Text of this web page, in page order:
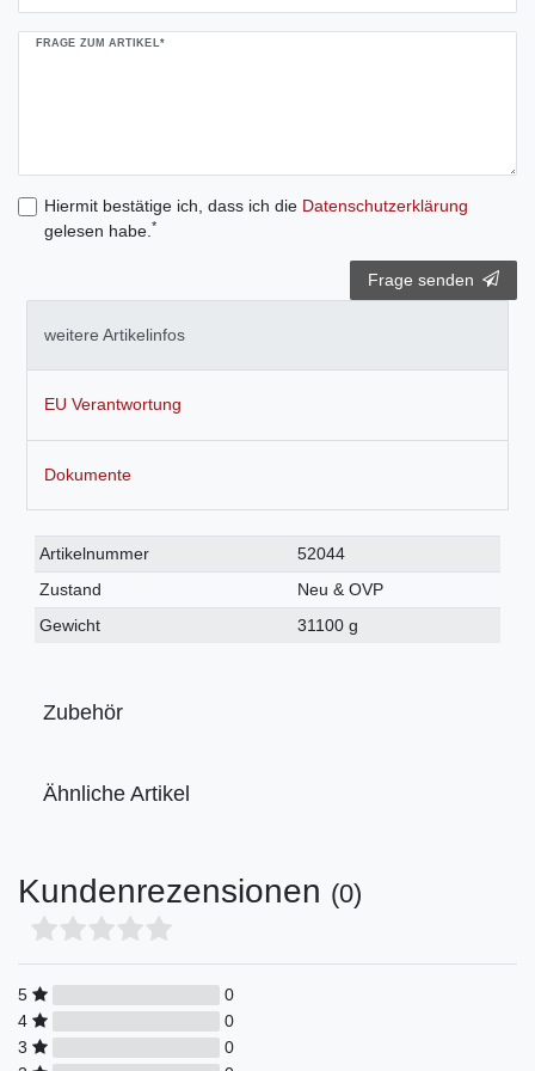
FRAGE ZUM ARTIKEL*
Hiermit bestätige ich, dass ich die Daten­schutz­erklärung
gelesen habe. *
Frage senden
weitere Artikelinfos
EU Verantwortung
Dokumente
Technisches
Merkmal
Wert
Artikelnummer
52044
Zustand
Neu & OVP
Gewicht
31100 g
Zubehör
Ähnliche Artikel
Kundenrezensionen (0)
5
0
4
0
3
0